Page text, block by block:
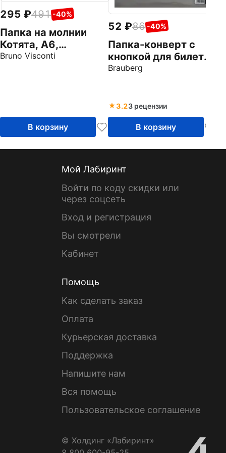
295 491 -40%
Папка на молнии
Котята, А6,
силиконовая
Bruno Visconti
В корзину
52 86 -40%
Папка-конверт с
кнопкой для билетов
(черная, 250х135
Brauberg
3.23 рецензии
В корзину
Мой Лабиринт
Войти по коду скидки или
через соцсеть
Вход и регистрация
Вы смотрели
Кабинет
Помощь
Как сделать заказ
Оплата
Курьерская доставка
Поддержка
Напишите нам
Вся помощь
Пользовательское соглашение
© Холдинг «Лабиринт»